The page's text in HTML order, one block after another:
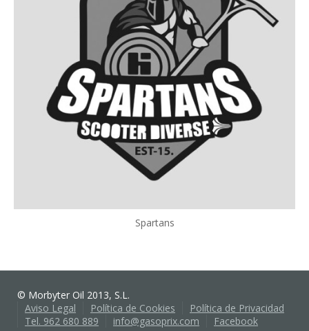
Spartans
© Morbyter Oil 2013, S.L.
Aviso Legal
Política de Cookies
Política de Privacidad
Tel. 962 680 889
info@gasoprix.com Facebook